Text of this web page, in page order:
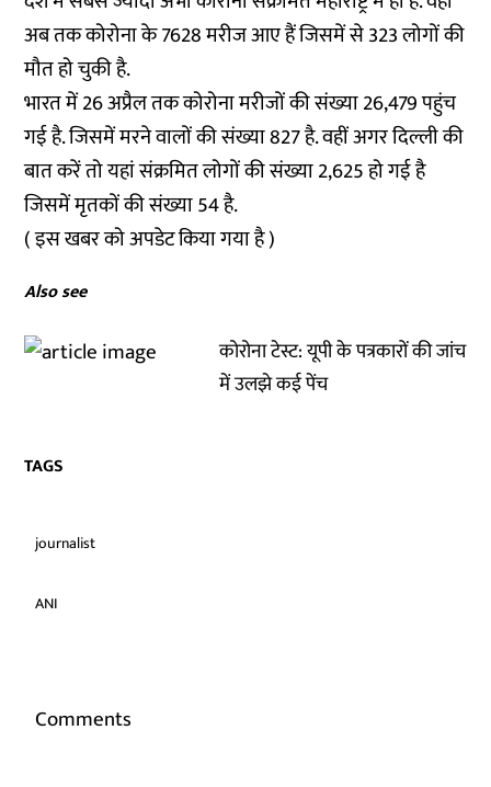
अब तक कोरोना के 7628 मरीज आए हैं जिसमें से 323 लोगों की
मौत हो चुकी है.
भारत में 26 अप्रैल तक कोरोना मरीजों की संख्या 26,479 पहुंच
गई है. जिसमें मरने वालों की संख्या 827 है. वहीं अगर दिल्ली की
बात करें तो यहां संक्रमित लोगों की संख्या 2,625 हो गई है
जिसमें मृतकों की संख्या 54 है.
( इस खबर को अपडेट किया गया है )
Also see
कोरोना टेस्ट: यूपी के पत्रकारों की जांच
में उलझे कई पेंच
TAGS
journalist
ANI
Comments